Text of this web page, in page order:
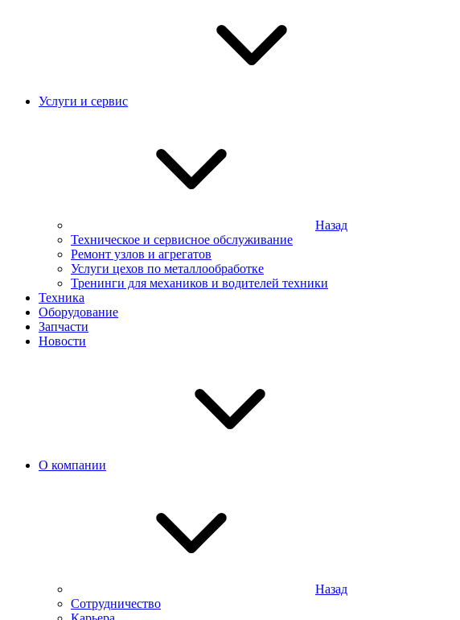
Услуги и сервис
Назад
Техническое и сервисное обслуживание
Ремонт узлов и агрегатов
Услуги цехов по металлообработке
Тренинги для механиков и водителей техники
Техника
Оборудование
Запчасти
Новости
О компании
Назад
Сотрудничество